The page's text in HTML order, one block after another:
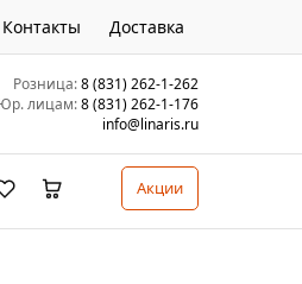
Контакты Доставка
Розница:8 (831) 262-1-262
лицам:8 (831) 262-1-176
info@linaris.ru
Акции